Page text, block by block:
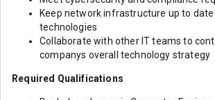
Keep network infrastructure up to
technologies
Collaborate with other IT teams to
companys overall technology strategy
Required Qualifications